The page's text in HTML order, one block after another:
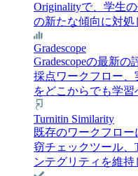
Originalityで、学生
の新たな傾向に対処
Gradescope
Gradescopeの最新
採点ワークフロー
をどこからでも学習
Turnitin Similarity
既存のワークフロ
窃チェックツール、
ンテグリティを維持